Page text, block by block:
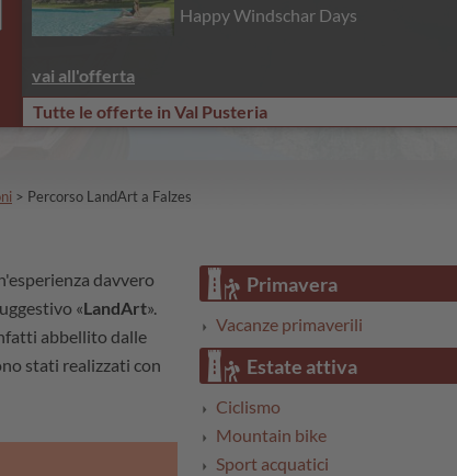
Happy Windschar Days
vai all'offerta
Tutte le offerte in Val Pusteria
> Percorso LandArt a Falzes
davvero
«LandArt».
abbellito dalle
stati realizzati con
Primavera
Vacanze primaverili
Estate attiva
Ciclismo
Mountain bike
Sport acquatici